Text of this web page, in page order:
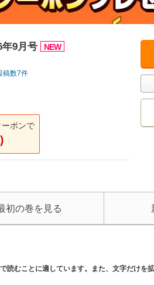
9月号
NEW
稿数7件
ポンで
初の巻を見る
むことに適しています。また、文字だけを